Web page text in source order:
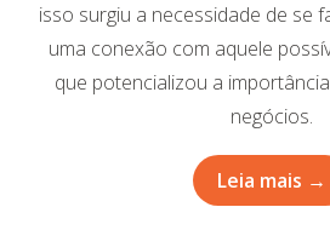
isso surgiu a necessidade de se
uma conexão com aquele
que potencializou a
negócios.
Leia mais →